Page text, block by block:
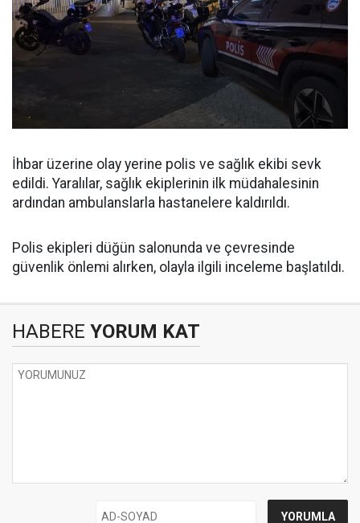
İhbar üzerine olay yerine polis ve sağlık ekibi sevk
edildi. Yaralılar, sağlık ekiplerinin ilk müdahalesinin
ardından ambulanslarla hastanelere kaldırıldı.
Polis ekipleri düğün salonunda ve çevresinde
güvenlik önlemi alırken, olayla ilgili inceleme başlatıldı.
HABERE YORUM KAT